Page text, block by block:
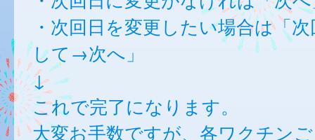
・次回日を変更したい場合は「
して→次へ」
↓
これで完了になります。
大変お手数ですが、各ワクチン